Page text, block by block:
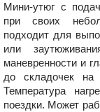
Мини-утюг с
при своих
подходит для
или
маневренности и
до складочек на
Температура
поездки. Может